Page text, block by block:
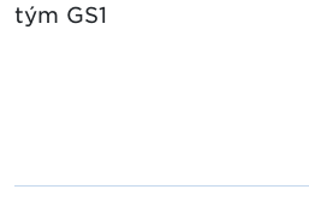
tým GS1